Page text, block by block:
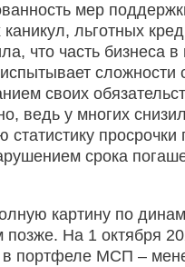
мер
льготных
что часть бизнеса
сложности
своих
ведь у многих
статистику
срока
картину по
На 1 октября
в портфеле МСП –